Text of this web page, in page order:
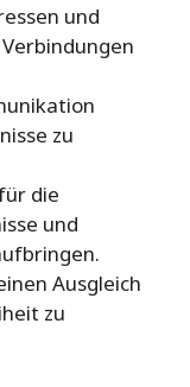
und
zu
die
und
Ausgleich
zu